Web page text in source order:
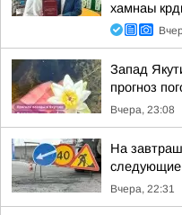
хамнаы
Запад
прогноз
Вчера, 23:08
На
Вчера, 22:31